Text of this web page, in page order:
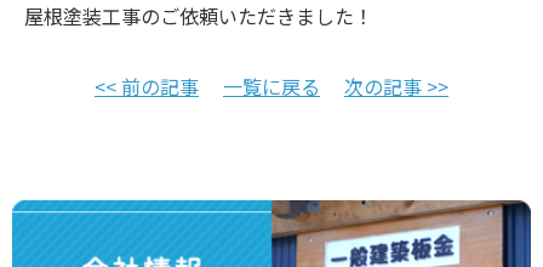
屋根塗装工事のご依頼いただきました！
<< 前の記事 一覧に戻る 次の記事 >>